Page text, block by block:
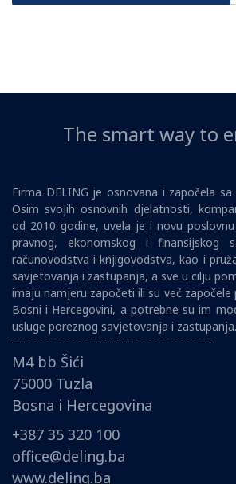
The smart way to
Firma DELING je osnovana i započela
Osim svojih osnovnih djelatnosti,
od 2010 godine, uvela je i novu
pravnog, ekonomskog i finansijskog
računovodstva i knjigovodstva, kao i
savjetovanja i zastupanja, a sve u cilju
imaju namjeru započeti ili su već
Bosni i Hercegovini, a potrebne su im
usluge poreznog savjetovanja i zastupanja.
M4 bb Šići
75000 Tuzla
Bosna i Hercegovina
+387 35 320 100
office@deling.ba
www.deling.ba